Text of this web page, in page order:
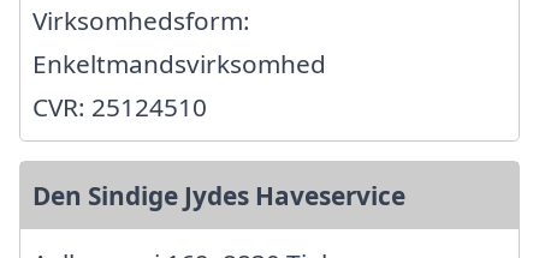
Virksomhedsform:
Enkeltmandsvirksomhed
CVR: 25124510
Den Sindige Jydes Haveservice